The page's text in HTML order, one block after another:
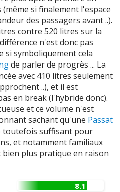
si finalement l'espace
des passagers avant ..).
contre 520 litres sur la
n'est donc pas
si symboliquement cela
de parler de progrès ... La
avec 410 litres seulement
..), et il est
en break (l'hybride donc).
et ce volume n'est
sachant qu'une Passat
toutefois suffisant pour
et notamment familiaux
plus pratique en raison
8.1